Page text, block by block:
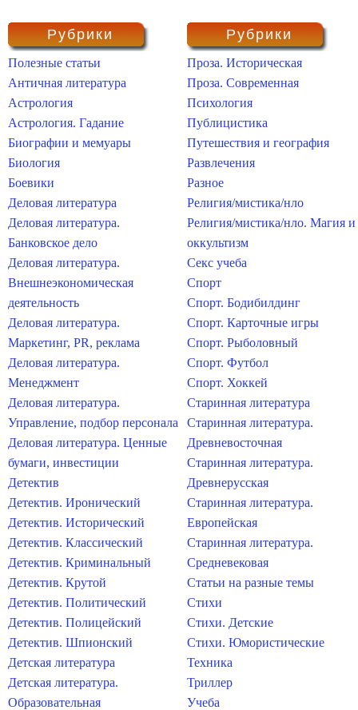
Рубрики
Полезные статьи
Античная литература
Астрология
Астрология. Гадание
Биографии и мемуары
Биология
Боевики
Деловая литература
Деловая литература.
Банковское дело
Деловая литература.
Внешнеэкономическая
деятельность
Деловая литература.
Маркетинг, PR, реклама
Деловая литература.
Менеджмент
Деловая литература.
Управление, подбор персонала
Деловая литература. Ценные
бумаги, инвестиции
Детектив
Детектив. Иронический
Детектив. Исторический
Детектив. Классический
Детектив. Криминальный
Детектив. Крутой
Детектив. Политический
Детектив. Полицейский
Детектив. Шпионский
Детская литература
Детская литература.
Образовательная
Рубрики
Проза. Историческая
Проза. Современная
Психология
Публицистика
Путешествия и география
Развлечения
Разное
Религия/мистика/нло
Религия/мистика/нло. Магия и
оккультизм
Секс учеба
Спорт
Спорт. Бодибилдинг
Спорт. Карточные игры
Спорт. Рыболовный
Спорт. Футбол
Спорт. Хоккей
Старинная литература
Старинная литература.
Древневосточная
Старинная литература.
Древнерусская
Старинная литература.
Европейская
Старинная литература.
Средневековая
Статьи на разные темы
Стихи
Стихи. Детские
Стихи. Юмористические
Техника
Триллер
Учеба